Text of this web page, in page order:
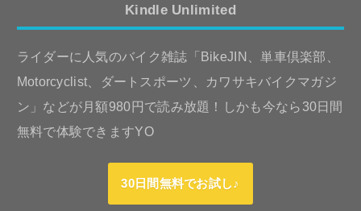
Kindle Unlimited
ライダーに人気のバイク雑誌「BikeJIN、単車倶楽部、
Motorcyclist、ダートスポーツ、カワサキバイクマガジ
ン」などが月額980円で読み放題！しかも今なら30日間
無料で体験できますYO
30日間無料でお試し♪